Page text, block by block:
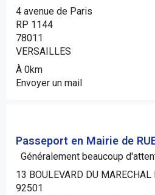
4 avenue de Paris
RP 1144
78011
VERSAILLES
À 0km
Envoyer un mail
Passeport en Mairie de
Généralement beaucoup
13 BOULEVARD DU MARECHAL
92501